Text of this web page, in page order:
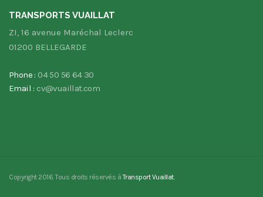
TRANSPORTS VUAILLAT
ZI, 16 avenue Maréchal Leclerc
01200 BELLEGARDE
Phone : 04 50 56 64 30
Email : cv@vuaillat.com
Copyright 2016. Tous droits réservés àTransport Vuaillat.